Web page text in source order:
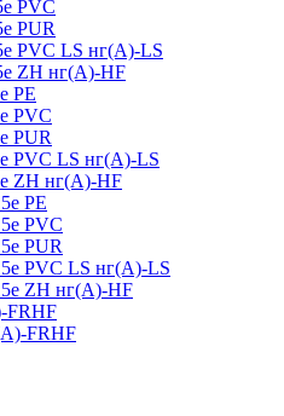
PVC
PUR
PVC LS нг(А)-LS
ZH нг(А)-HF
PE
PVC
PUR
PVC LS нг(А)-LS
ZH нг(А)-HF
PE
PVC
PUR
PVC LS нг(А)-LS
ZH нг(А)-HF
FRHF